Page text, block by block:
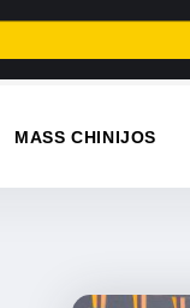
MASS CHINIJOS